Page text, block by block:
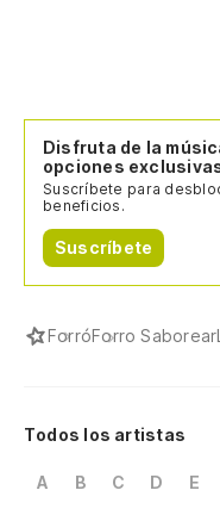
Disfruta de la
opciones
Suscríbete para
beneficios.
Suscríbete
ForróForro Saborear
Todos los artistas
A B C D E